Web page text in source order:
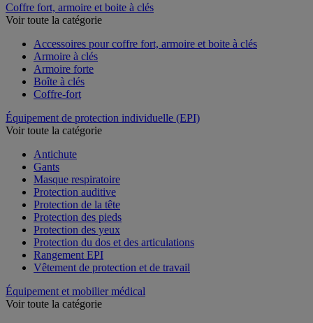
Coffre fort, armoire et boite à clés
Voir toute la catégorie
Accessoires pour coffre fort, armoire et boite à clés
Armoire à clés
Armoire forte
Boîte à clés
Coffre-fort
Équipement de protection individuelle (EPI)
Voir toute la catégorie
Antichute
Gants
Masque respiratoire
Protection auditive
Protection de la tête
Protection des pieds
Protection des yeux
Protection du dos et des articulations
Rangement EPI
Vêtement de protection et de travail
Équipement et mobilier médical
Voir toute la catégorie